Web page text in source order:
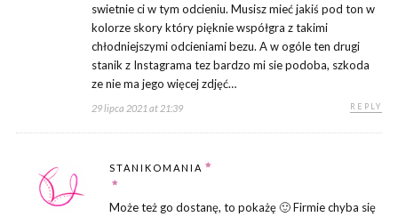
swietnie ci w tym odcieniu. Musisz mieć jakiś pod ton w
kolorze skory który pięknie współgra z takimi
chłodniejszymi odcieniami bezu. A w ogóle ten drugi
stanik z Instagrama tez bardzo mi sie podoba, szkoda
ze nie ma jego więcej zdjęć…
29 lipca 2021 at 21:39 REPLY
STANIKOMANIA
Może też go dostanę, to pokażę 🙂 Firmie chyba się